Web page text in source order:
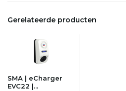
Gerelateerde producten
SMA | eCharger
EVC22 |...